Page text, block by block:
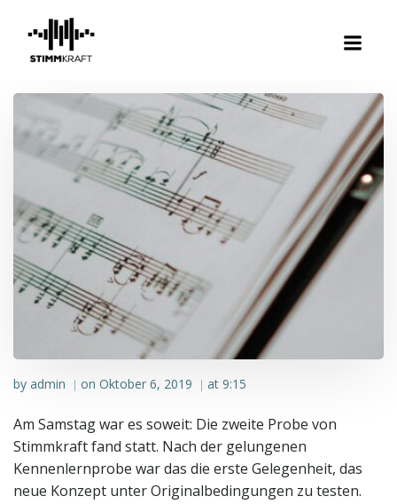
by admin | on Oktober 6, 2019 | at 9:15
Am Samstag war es soweit: Die zweite Probe von
Stimmkraft fand statt. Nach der gelungenen
Kennenlernprobe war das die erste Gelegenheit, das
neue Konzept unter Originalbedingungen zu testen.